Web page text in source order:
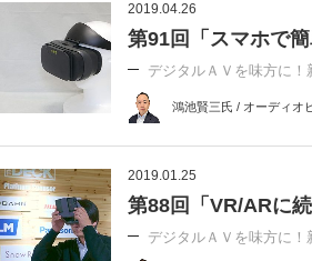
2019.04.26
第91回「スマホで簡
デジタルＡＶを味方に！
鴻池賢三氏 / オーディ
2019.01.25
第88回「VR/ARに続
デジタルＡＶを味方に！